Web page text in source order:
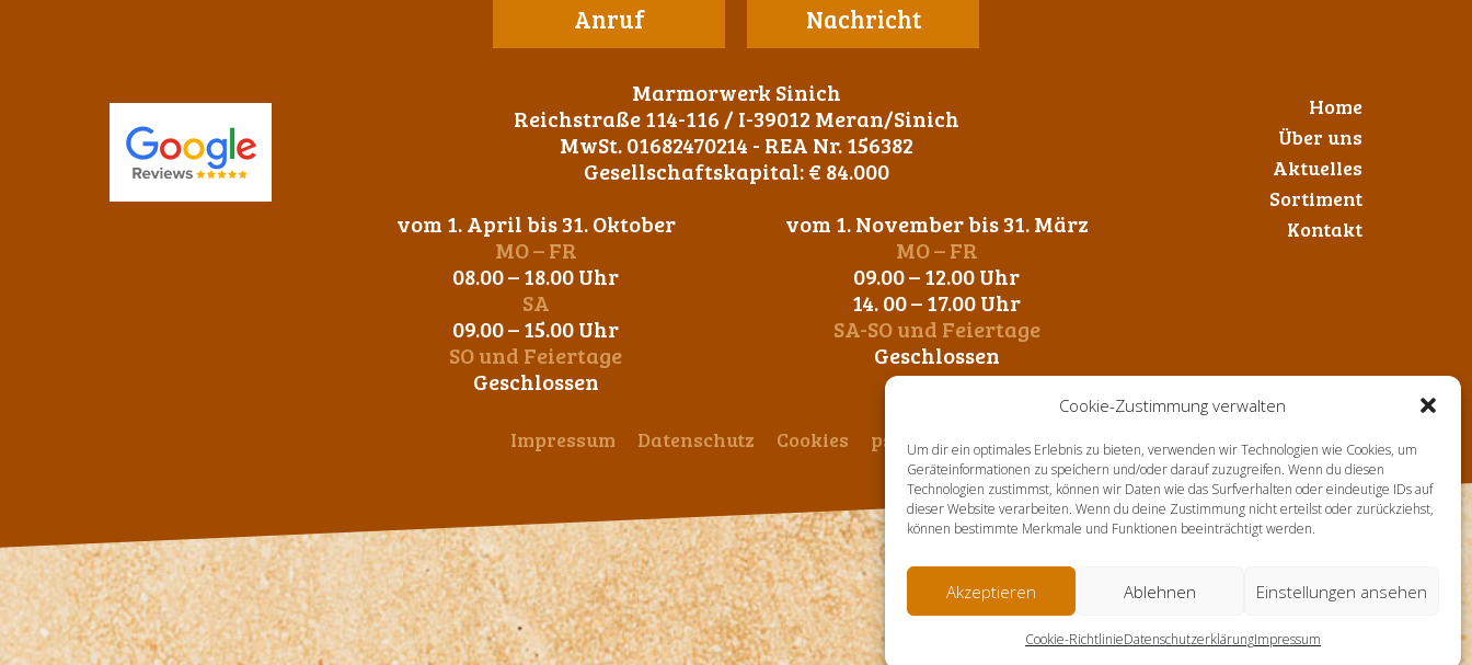
Cookie-Zustimmung verwalten
Um dir ein optimales Erlebnis zu bieten, verwenden wir Technologien wie Cookies, um
Geräteinformationen zu speichern und/oder darauf zuzugreifen. Wenn du diesen
Technologien zustimmst, können wir Daten wie das Surfverhalten oder eindeutige IDs auf
dieser Website verarbeiten. Wenn du deine Zustimmung nicht erteilst oder zurückziehst,
können bestimmte Merkmale und Funktionen beeinträchtigt werden.
Akzeptieren Ablehnen Einstellungen ansehen
Cookie-RichtlinieDatenschutzerklärungImpressum
Anruf Nachricht
Marmorwerk Sinich
Reichstraße 114-116 / I-39012 Meran/Sinich
MwSt. 01682470214 - REA Nr. 156382
Gesellschaftskapital: € 84.000
vom 1. April bis 31. Oktober
MO – FR
08.00 – 18.00 Uhr
SA
09.00 – 15.00 Uhr
SO und Feiertage
Geschlossen
vom 1. November bis 31. März
MO – FR
09.00 – 12.00 Uhr
14. 00 – 17.00 Uhr
SA-SO und Feiertage
Geschlossen
Home
Über uns
Aktuelles
Sortiment
Kontakt
Impressum Datenschutz Cookies ps-design